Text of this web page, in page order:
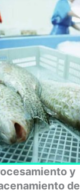
y
de